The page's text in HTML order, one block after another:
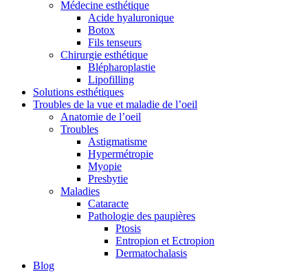
Médecine esthétique
Acide hyaluronique
Botox
Fils tenseurs
Chirurgie esthétique
Blépharoplastie
Lipofilling
Solutions esthétiques
Troubles de la vue et maladie de l’oeil
Anatomie de l’oeil
Troubles
Astigmatisme
Hypermétropie
Myopie
Presbytie
Maladies
Cataracte
Pathologie des paupières
Ptosis
Entropion et Ectropion
Dermatochalasis
Blog